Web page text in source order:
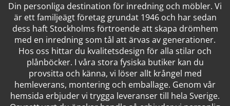
Din personliga destination för inredning och möbler. Vi
är ett familjeägt företag grundat 1946 och har sedan
dess haft Stockholms förtroende att skapa drömhem
med en inredning som tål att ärvas av generationer.
Hos oss hittar du kvalitetsdesign för alla stilar och
plånböcker. I våra stora fysiska butiker kan du
provsitta och känna, vi löser allt krångel med
hemleverans, montering och emballage. Genom vår
hemsida erbjuder vi trygga leveranser till hela Sverige.